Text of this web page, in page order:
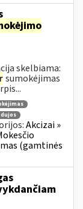
skelbiama:
sumokėjimas
Akcizai »
(gamtinės